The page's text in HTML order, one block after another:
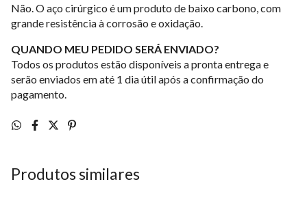
Não. O aço cirúrgico é um produto de baixo carbono, com
grande resistência à corrosão e oxidação.
QUANDO MEU PEDIDO SERÁ ENVIADO?
Todos os produtos estão disponíveis a pronta entrega e
serão enviados em até 1 dia útil após a confirmação do
pagamento.
Produtos similares